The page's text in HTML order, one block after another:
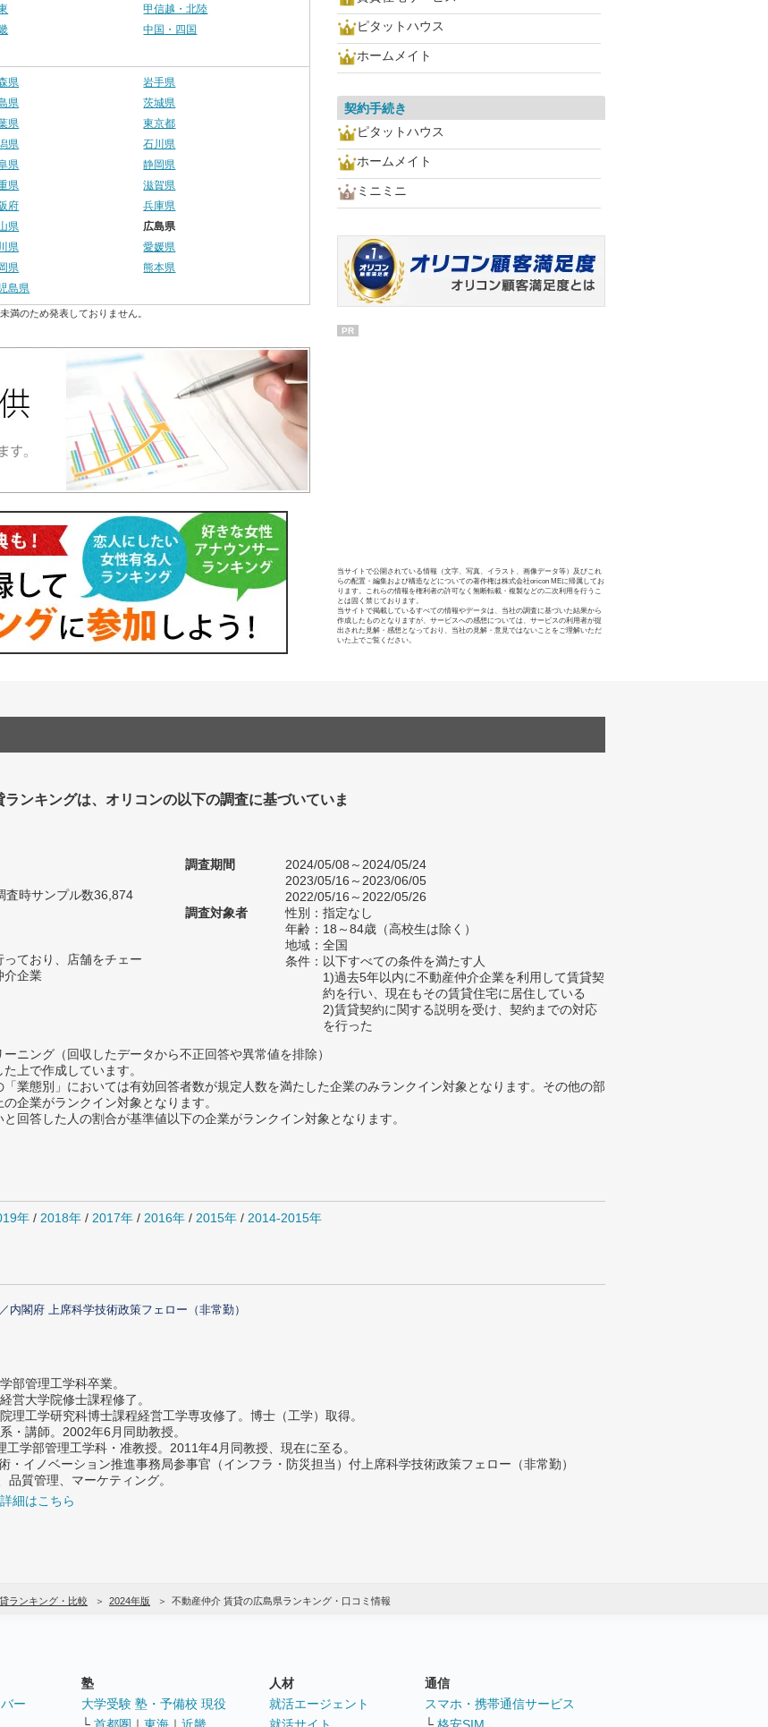
甲信越・北陸
中国・四国
県
岩手県
県
茨城県
県
東京都
県
石川県
県
静岡県
県
滋賀県
府
兵庫県
県
広島県
県
愛媛県
県
熊本県
島県
満のため発表しておりません。
ピタットハウス
ホームメイト
契約手続き
ピタットハウス
ホームメイト
ミニミニ
PR
当サイトで公開されている情報（文字、写真、イラスト、画像データ等）及びこれ
らの配置・編集および構造などについての著作権は株式会社oricon MEに帰属してお
ります。これらの情報を権利者の許可なく無断転載・複製などの二次利用を行うこ
とは固く禁じております。
当サイトで掲載しているすべての情報やデータは、当社の調査に基づいた結果から
作成したものとなりますが、サービスへの感想については、サービスの利用者が提
出された見解・感想となっており、当社の見解・意見ではないことをご理解いただ
いた上でご覧ください。
ランキングは、オリコンの以下の調査に基づいていま
査時サンプル数36,874
ており、店舗をチェー
介企業
調査期間
2024/05/08～2024/05/24
2023/05/16～2023/06/05
2022/05/16～2022/05/26
調査対象者
性別：指定なし
年齢：18～84歳（高校生は除く）
地域：全国
条件：以下すべての条件を満たす人
1)過去5年以内に不動産仲介企業を利用して賃貸契
約を行い、現在もその賃貸住宅に居住している
2)賃貸契約に関する説明を受け、契約までの対応
を行った
ニング（回収したデータから不正回答や異常値を排除）
上で作成しています。
業態別」においては有効回答者数が規定人数を満たした企業のみランクイン対象となります。その他の部
企業がランクイン対象となります。
回答した人の割合が基準値以下の企業がランクイン対象となります。
年 / 2018年 / 2017年 / 2016年 / 2015年 / 2014-2015年
内閣府 上席科学技術政策フェロー（非常勤）
部管理工学科卒業。
営大学院修士課程修了。
理工学研究科博士課程経営工学専攻修了。博士（工学）取得。
・講師。2002年6月同助教授。
学部管理工学科・准教授。2011年4月同教授、現在に至る。
・イノベーション推進事務局参事官（インフラ・防災担当）付上席科学技術政策フェロー（非常勤）
質管理、マーケティング。
細はこちら
ランキング・比較 2024年版 不動産仲介 賃貸の広島県ランキング・口コミ情報
ー
塾
大学受験 塾・予備校 現役
人材
就活エージェント
通信
スマホ・携帯通信サービス